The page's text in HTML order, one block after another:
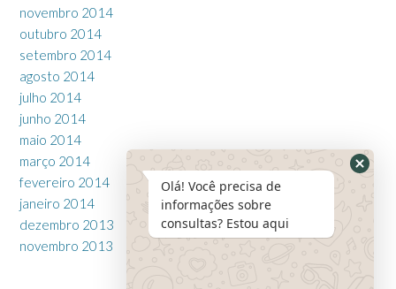
novembro 2014
outubro 2014
setembro 2014
agosto 2014
julho 2014
junho 2014
maio 2014
março 2014
fevereiro 2014
janeiro 2014
dezembro 2013
novembro 2013
Olá! Você precisa de
informações sobre
consultas? Estou aqui